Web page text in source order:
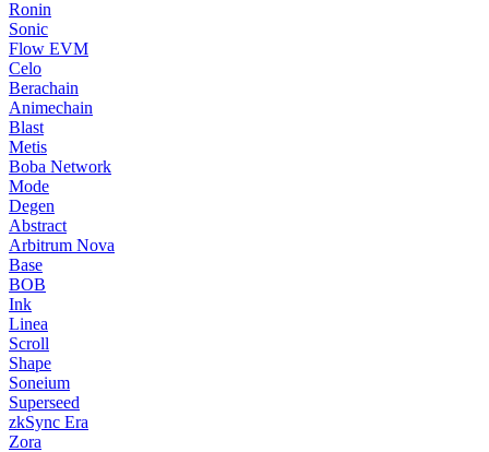
Ronin
Sonic
Flow EVM
Celo
Berachain
Animechain
Blast
Metis
Boba Network
Mode
Degen
Abstract
Arbitrum Nova
Base
BOB
Ink
Linea
Scroll
Shape
Soneium
Superseed
zkSync Era
Zora